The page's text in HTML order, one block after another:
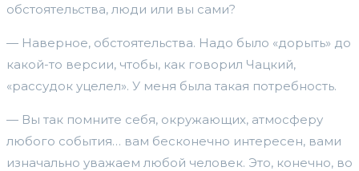
обстоятельства, люди или вы сами?
— Наверное, обстоятельства. Надо было «дорыть» до
какой-то версии, чтобы, как говорил Чацкий,
«рассудок уцелел». У меня была такая потребность.
— Вы так помните себя, окружающих, атмосферу
любого события… вам бесконечно интересен, вами
изначально уважаем любой человек. Это, конечно, во